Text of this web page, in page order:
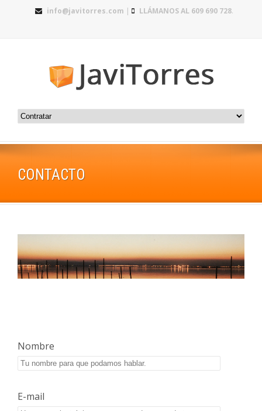
info@javitorres.com | LLÁMANOS AL 609 690 728.
CONTACTO
Nombre
E-mail